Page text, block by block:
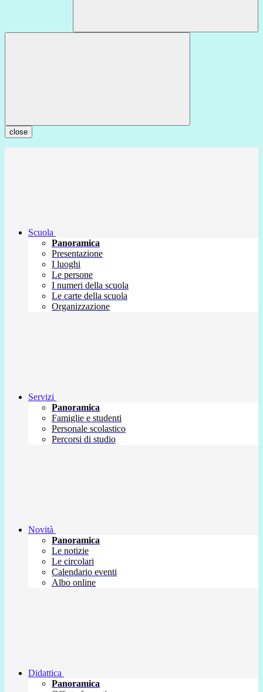
close
Scuola
Panoramica
Presentazione
I luoghi
Le persone
I numeri della scuola
Le carte della scuola
Organizzazione
Servizi
Panoramica
Famiglie e studenti
Personale scolastico
Percorsi di studio
Novità
Panoramica
Le notizie
Le circolari
Calendario eventi
Albo online
Didattica
Panoramica